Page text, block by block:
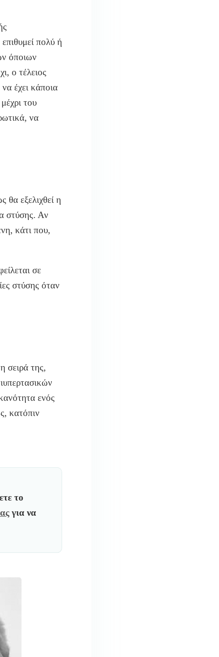
πολύ ή
όποιων
ο τέλειος
έχει κάποια
του
να
θα εξελιχθεί η
στύσης. Αν
κάτι που,
σε
στύσης όταν
σειρά της,
ενός
κατόπιν
το
για να